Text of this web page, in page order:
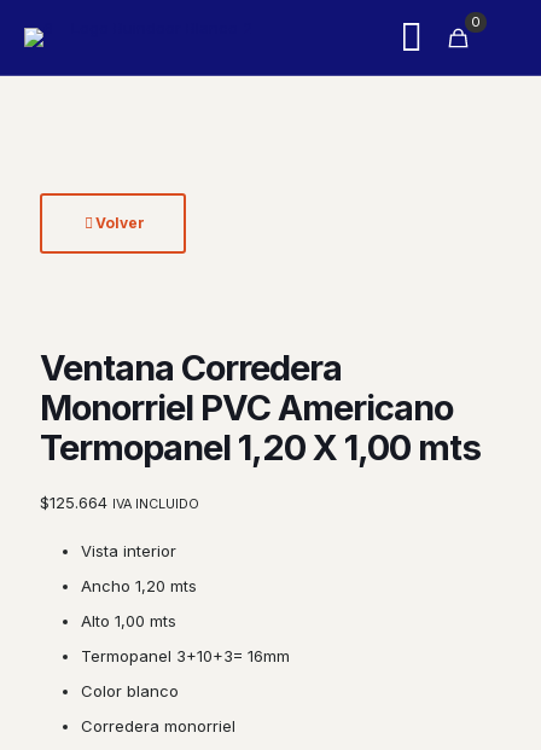
0
Volver
Ventana Corredera
Monorriel PVC Americano
Termopanel 1,20 X 1,00 mts
$125.664 IVA INCLUIDO
Vista interior
Ancho 1,20 mts
Alto 1,00 mts
Termopanel 3+10+3= 16mm
Color blanco
Corredera monorriel